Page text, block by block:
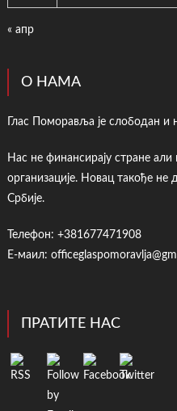
« апр
О НАМА
Глас Поморавља је слободан и
Нас не финансирају стране
организације. Новац такође не
Србије.
Телефон: +381677471908
Е-маил:
ПРАТИТЕ НАС